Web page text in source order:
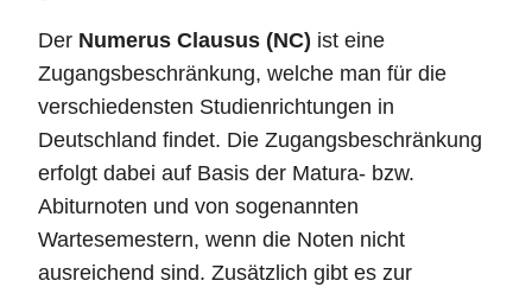
Der Numerus Clausus (NC) ist eine
Zugangsbeschränkung, welche man für die
verschiedensten Studienrichtungen in
Deutschland findet. Die Zugangsbeschränkung
erfolgt dabei auf Basis der Matura- bzw.
Abiturnoten und von sogenannten
Wartesemestern, wenn die Noten nicht
ausreichend sind. Zusätzlich gibt es zur